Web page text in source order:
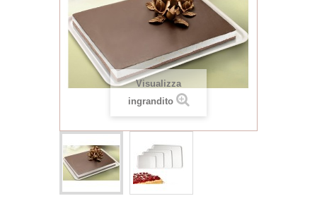
Visualizza
ingrandito